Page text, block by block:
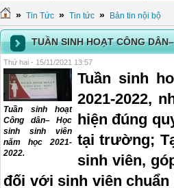
» Tin Tức » Tin tức » Bản tin nội bộ
TUẦN SINH HOẠT CÔNG
Thứ hai - 15/11/2021 13:57
Tuần sinh hoạt
Công dân– Học
sinh sinh viên
năm học 2021-
2022.
Tuần sinh
2021-2022,
hiện đúng
tại trường;
sinh viên,
đối với sinh viên